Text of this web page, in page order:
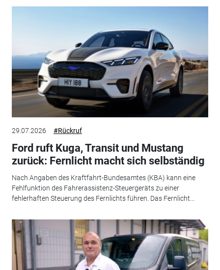
29.07.2026 #Rückruf
Ford ruft Kuga, Transit und Mustang
zurück: Fernlicht macht sich selbständig
Nach Angaben des Kraftfahrt-Bundesamtes (KBA) kann eine
Fehlfunktion des Fahrerassistenz-Steuergeräts zu einer
fehlerhaften Steuerung des Fernlichts führen. Das Fernlicht...